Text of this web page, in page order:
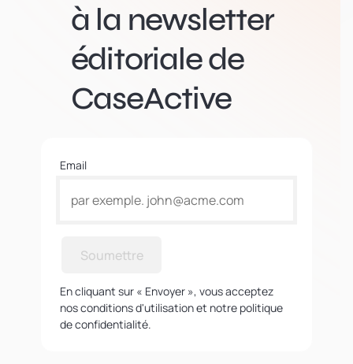
à la newsletter
éditoriale de
CaseActive
Email
Soumettre
En cliquant sur « Envoyer », vous acceptez
nos conditions d'utilisation et notre politique
de confidentialité.